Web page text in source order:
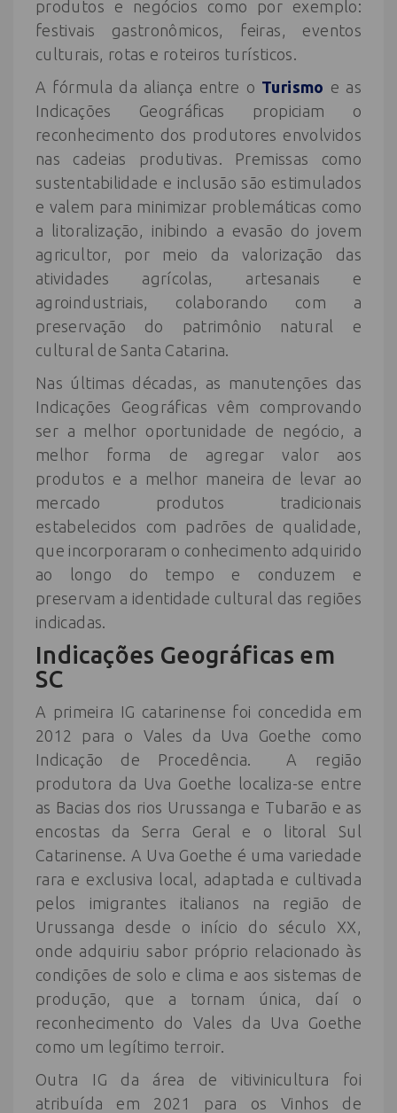
produtos e negócios como por exemplo:
festivais gastronômicos, feiras, eventos
culturais, rotas e roteiros turísticos.
A fórmula da aliança entre o Turismo e as
Indicações Geográficas propiciam o
reconhecimento dos produtores envolvidos
nas cadeias produtivas. Premissas como
sustentabilidade e inclusão são estimulados
e valem para minimizar problemáticas como
a litoralização, inibindo a evasão do jovem
agricultor, por meio da valorização das
atividades agrícolas, artesanais e
agroindustriais, colaborando com a
preservação do patrimônio natural e
cultural de Santa Catarina.
Nas últimas décadas, as manutenções das
Indicações Geográficas vêm comprovando
ser a melhor oportunidade de negócio, a
melhor forma de agregar valor aos
produtos e a melhor maneira de levar ao
mercado produtos tradicionais
estabelecidos com padrões de qualidade,
que incorporaram o conhecimento adquirido
ao longo do tempo e conduzem e
preservam a identidade cultural das regiões
indicadas.
Indicações Geográficas em
SC
A primeira IG catarinense foi concedida em
2012 para o Vales da Uva Goethe como
Indicação de Procedência. A região
produtora da Uva Goethe localiza-se entre
as Bacias dos rios Urussanga e Tubarão e as
encostas da Serra Geral e o litoral Sul
Catarinense. A Uva Goethe é uma variedade
rara e exclusiva local, adaptada e cultivada
pelos imigrantes italianos na região de
Urussanga desde o início do século XX,
onde adquiriu sabor próprio relacionado às
condições de solo e clima e aos sistemas de
produção, que a tornam única, daí o
reconhecimento do Vales da Uva Goethe
como um legítimo terroir.
Outra IG da área de vitivinicultura foi
atribuída em 2021 para os Vinhos de